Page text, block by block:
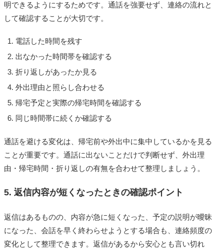
明できるようにするためです。通話を強要せず、連絡の流れと
して確認することが大切です。
電話した時間を残す
出なかった時間帯を確認する
折り返しがあったか見る
外出理由と照らし合わせる
帰宅予定と実際の帰宅時間を確認する
同じ時間帯に続くか確認する
通話を避ける変化は、帰宅前や外出中に集中しているかを見る
ことが重要です。通話に出ないことだけで判断せず、外出理
由・帰宅時間・折り返しの有無を合わせて整理しましょう。
5. 返信内容が短くなったときの確認ポイント
返信はあるものの、内容が急に短くなった、予定の説明が曖昧
になった、会話を早く終わらせようとする場合も、連絡頻度の
変化として整理できます。返信があるから安心とも言い切れ